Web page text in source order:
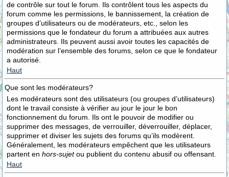
de contrôle sur tout le forum. Ils contrôlent tous les aspects du
forum comme les permissions, le bannissement, la création de
groupes d’utilisateurs ou de modérateurs, etc., selon les
permissions que le fondateur du forum a attribuées aux autres
administrateurs. Ils peuvent aussi avoir toutes les capacités de
modération sur l’ensemble des forums, selon ce que le fondateur
a autorisé.
Haut
Que sont les modérateurs?
Les modérateurs sont des utilisateurs (ou groupes d’utilisateurs)
dont le travail consiste à vérifier au jour le jour le bon
fonctionnement du forum. Ils ont le pouvoir de modifier ou
supprimer des messages, de verrouiller, déverrouiller, déplacer,
supprimer et diviser les sujets des forums qu’ils modèrent.
Généralement, les modérateurs empêchent que les utilisateurs
partent en hors-sujetou publient du contenu abusif ou offensant.
Haut